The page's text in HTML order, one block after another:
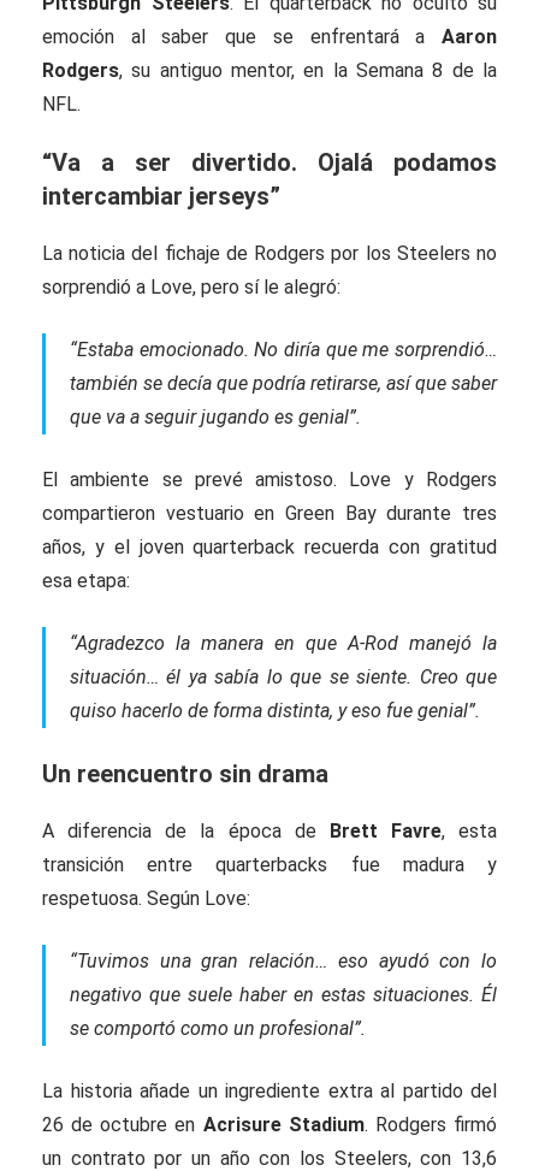
emoción al saber que se enfrentará a Aaron
Rodgers, su antiguo mentor, en la Semana 8 de la
NFL.
“Va a ser divertido. Ojalá podamos
intercambiar jerseys”
La noticia del fichaje de Rodgers por los Steelers no
sorprendió a Love, pero sí le alegró:
“Estaba emocionado. No diría que me sorprendió…
también se decía que podría retirarse, así que saber
que va a seguir jugando es genial”.
El ambiente se prevé amistoso. Love y Rodgers
compartieron vestuario en Green Bay durante tres
años, y el joven quarterback recuerda con gratitud
esa etapa:
“Agradezco la manera en que A-Rod manejó la
situación… él ya sabía lo que se siente. Creo que
quiso hacerlo de forma distinta, y eso fue genial”.
Un reencuentro sin drama
A diferencia de la época de Brett Favre, esta
transición entre quarterbacks fue madura y
respetuosa. Según Love:
“Tuvimos una gran relación… eso ayudó con lo
negativo que suele haber en estas situaciones. Él
se comportó como un profesional”.
La historia añade un ingrediente extra al partido del
26 de octubre en Acrisure Stadium. Rodgers firmó
un contrato por un año con los Steelers, con 13,6